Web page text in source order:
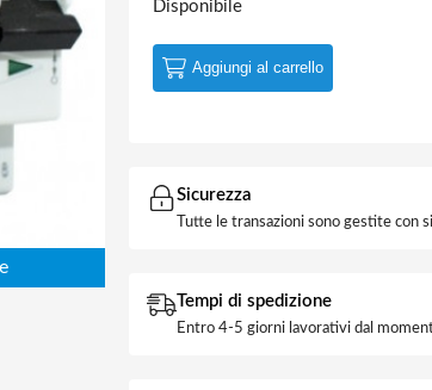
Disponibile
Aggiungi al carrello
Sicurezza
Tutte le transazioni sono gestite con
Tempi di spedizione
Entro 4-5 giorni lavorativi dal